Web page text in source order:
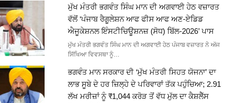
ਮੁੱਖ ਮੰਤਰੀ ਭਗਵੰਤ ਸਿੰਘ ਮਾਨ ਦੀ ਅਗਵਾਈ ਹੇਠ ਵਜ਼ਾਰਤ
ਵੱਲੋਂ ‘ਪੰਜਾਬ ਰੈਗੂਲੇਸ਼ਨ ਆਫ ਫੀਸ ਆਫ ਅਣ-ਏਡਿਡ
ਐਜੂਕੇਸ਼ਨਲ ਇੰਸਟੀਚਿਊਸ਼ਨਜ਼ (ਸੋਧ) ਬਿੱਲ-2026’ ਪਾਸ
ਮੁੱਖ ਮੰਤਰੀ ਭਗਵੰਤ ਸਿੰਘ ਮਾਨ ਦੀ ਅਗਵਾਈ ਹੇਠ ਪੰਜਾਬ ਵਜ਼ਾਰਤ ਨੇ ਅੱਜ
ਸਿੱਖਿਆ ਵਿਵਸਥਾ ਨੂੰ…
ਭਗਵੰਤ ਮਾਨ ਸਰਕਾਰ ਦੀ ‘ਮੁੱਖ ਮੰਤਰੀ ਸਿਹਤ ਯੋਜਨਾ’ ਦਾ
ਲਾਭ ਸੂਬੇ ਦੇ ਹਰ ਜ਼ਿਲ੍ਹੇ ਦੇ ਪਰਿਵਾਰਾਂ ਤੱਕ ਪਹੁੰਚਿਆ; 2.91
ਲੱਖ ਮਰੀਜ਼ਾਂ ਨੂੰ ₹1,044 ਕਰੋੜ ਤੋਂ ਵੱਧ ਮੁੱਲ ਦਾ ਕੈਸ਼ਲੈੱਸ